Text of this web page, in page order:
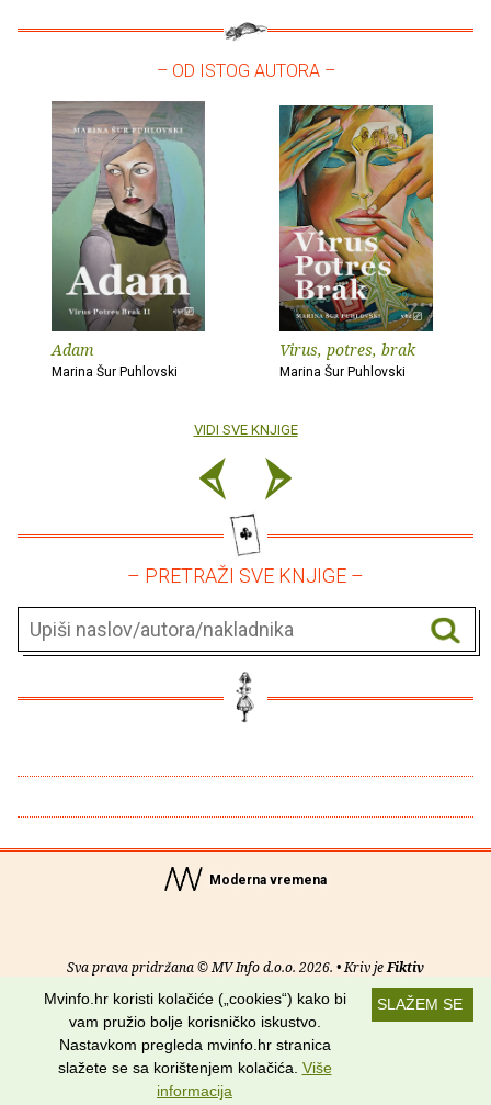
– OD ISTOG AUTORA –
Adam
Marina Šur Puhlovski
Virus, potres, brak
Marina Šur Puhlovski
VIDI SVE KNJIGE
– PRETRAŽI SVE KNJIGE –
Moderna vremena
Sva prava pridržana © MV Info d.o.o. 2026. • Kriv jeFiktiv
O nama• Pomoć• Uvjeti korištenja•RSS kanali
Potraži nas na:
SLAŽEM SE
Mvinfo.hr koristi kolačiće („cookies“) kako bi
vam pružio bolje korisničko iskustvo.
Nastavkom pregleda mvinfo.hr stranica
slažete se sa korištenjem kolačića. Više
informacija